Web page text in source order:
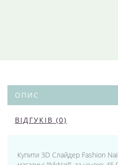
ОПИС
ВІДГУКІВ (0)
Купити 3D Слайдер Fashion